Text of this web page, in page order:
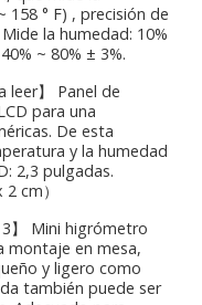
158 ° F) , precisión de
la humedad: 10%
~ 80% ± 3%.
leer】 Panel de
para una
De esta
y la humedad
2,3 pulgadas.
cm）
】 Mini higrómetro
montaje en mesa,
y ligero como
también puede ser